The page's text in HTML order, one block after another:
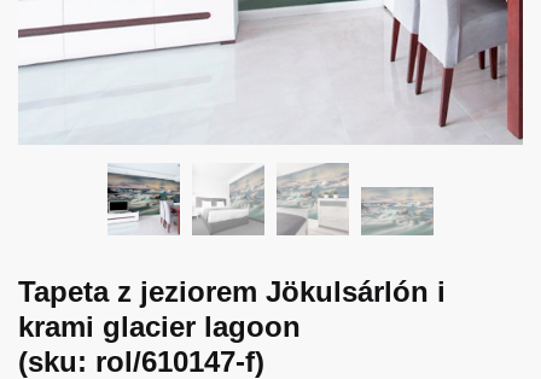
Tapeta z jeziorem Jökulsárlón i
krami glacier lagoon
(sku: rol/610147-f)